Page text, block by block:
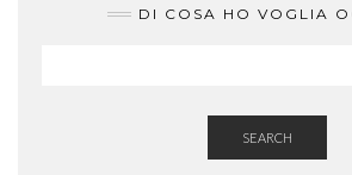
DI COSA HO VOGLIA
SEARCH